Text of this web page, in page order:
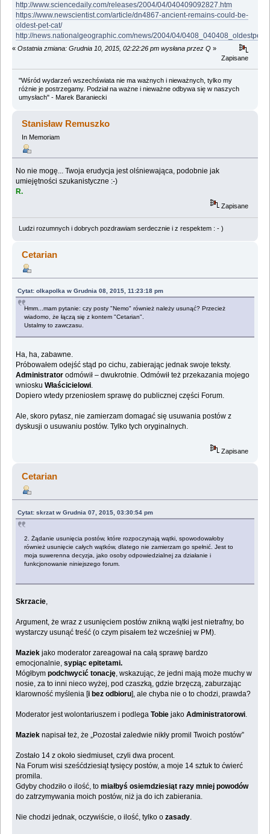
http://www.sciencedaily.com/releases/2004/04/040409092827.htm
https://www.newscientist.com/article/dn4867-ancient-remains-could-be-
oldest-pet-cat/
http://news.nationalgeographic.com/news/2004/04/
« Ostatnia zmiana: Grudnia 10, 2015, 02:22:26 pm wysłana przez Q »
Zapisane
"Wśród wydarzeń wszechświata nie ma ważnych i nieważnych, tylko my
różnie je postrzegamy. Podział na ważne i nieważne odbywa się w naszych
umysłach" - Marek Baraniecki
Stanisław Remuszko
In Memoriam
No nie mogę... Twoja erudycja jest olśniewająca, podobnie jak
umiejętności szukanistyczne :-)
R.
Zapisane
Ludzi rozumnych i dobrych pozdrawiam serdecznie i z respektem : - )
Cetarian
Cytat: olkapolka w Grudnia 08, 2015, 11:23:18 pm
Hmm...mam pytanie: czy posty "Nemo" również należy usunąć? Przecież
wiadomo, że łączą się z kontem "Cetarian".
Ustalmy to zawczasu.
Ha, ha, zabawne.
Próbowałem odejść stąd po cichu, zabierając jednak swoje teksty.
Administrator odmówił – dwukrotnie. Odmówił też przekazania mojego
wnioskuWłaścicielowi.
Dopiero wtedy przeniosłem sprawę do publicznej części Forum.
Ale, skoro pytasz, nie zamierzam domagać się usuwania postów z
dyskusji o usuwaniu postów. Tylko tych oryginalnych.
Zapisane
Cetarian
Cytat: skrzat w Grudnia 07, 2015, 03:30:54 pm
2. Żądanie usunięcia postów, które rozpoczynają wątki, spowodowałoby
również usunięcie całych wątków, dlatego nie zamierzam go spełnić. Jest to
moja suwerenna decyzja, jako osoby odpowiedzialnej za działanie i
funkcjonowanie niniejszego forum.
Skrzacie,
Argument, że wraz z usunięciem postów znikną wątki jest nietrafny, bo
wystarczy usunąć treść (o czym pisałem też wcześniej w PM).
Maziekjako moderator zareagował na całą sprawę bardzo
emocjonalnie,sypiąc epitetami.
Mógłbympodchwycić tonację, wskazując, że jedni mają może muchy w
nosie, za to inni nieco wyżej, pod czaszką, gdzie brzęczą, zaburzając
klarowność myślenia [i bez odbioru], ale chyba nie o to chodzi, prawda?
Moderator jest wolontariuszem i podlegaTobie jakoAdministratorowi.
Mazieknapisał też, że „Pozostał zaledwie nikły promil Twoich postów”
Zostało 14 z około siedmiuset, czyli dwa procent.
Na Forum wisi sześćdziesiąt tysięcy postów, a moje 14 sztuk to ćwierć
promila.
Gdyby chodziło o ilość, tomiałbyś osiemdziesiąt razy mniej powodów
do zatrzymywania moich postów, niż ja do ich zabierania.
Nie chodzi jednak, oczywiście, o ilość, tylko ozasady.